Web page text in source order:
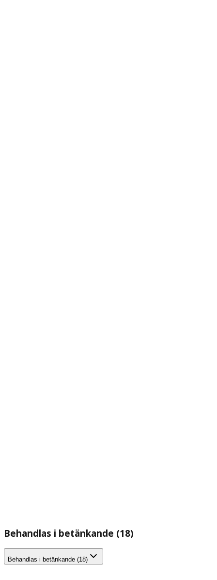
Behandlas i betänkande (18)
Behandlas i betänkande (18)